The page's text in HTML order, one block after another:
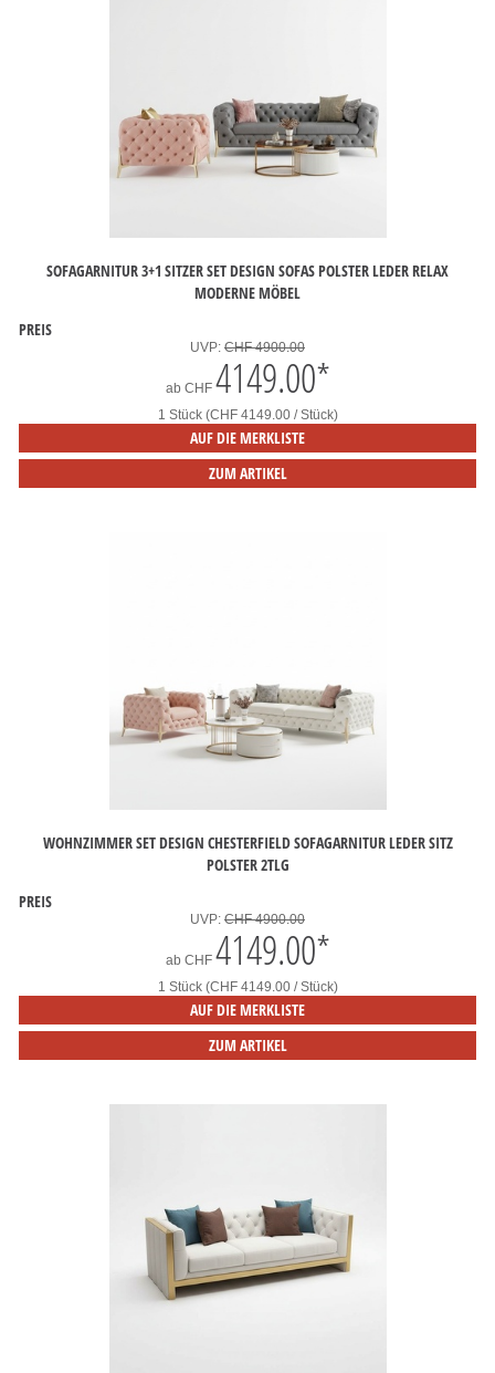
SOFAGARNITUR 3+1 SITZER SET DESIGN SOFAS POLSTER LEDER RELAX
MODERNE MÖBEL
PREIS
UVP: CHF 4900.00
ab CHF 4149.00*
1 Stück (CHF 4149.00 / Stück)
AUF DIE MERKLISTE
ZUM ARTIKEL
WOHNZIMMER SET DESIGN CHESTERFIELD SOFAGARNITUR LEDER SITZ
POLSTER 2TLG
PREIS
UVP: CHF 4900.00
ab CHF 4149.00*
1 Stück (CHF 4149.00 / Stück)
AUF DIE MERKLISTE
ZUM ARTIKEL